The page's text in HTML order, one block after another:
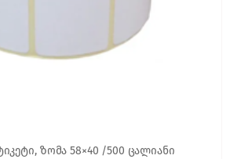
ზომა 58×40 /500 ცალიანი